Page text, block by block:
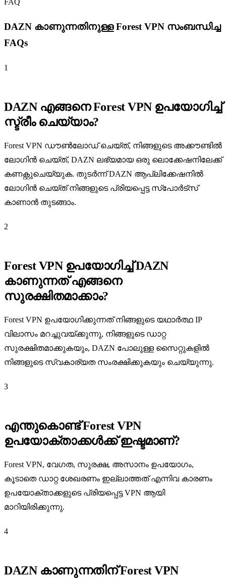
FAQ
DAZN കാണുന്നതിനുള്ള Forest VPN സംബന്ധിച്ച
FAQs
1
DAZN എങ്ങനെ Forest VPN ഉപയോഗിച്ച്
സ്ട്രീം ചെയ്യാം?
Forest VPN ഡൗൺലോഡ് ചെയ്ത്, നിങ്ങളുടെ അക്കൗണ്ടിൽ
ലോഗിൻ ചെയ്ത്, DAZN ലഭ്യമായ ഒരു ലൊക്കേഷനിലേക്ക്
കണക്റ്റുചെയ്യുക. തുടർന്ന് DAZN ആപ്ലിക്കേഷനിൽ
ലോഗിൻ ചെയ്ത് നിങ്ങളുടെ പ്രിയപ്പെട്ട സ്പോർട്സ്
കാണാൻ തുടങ്ങാം.
2
Forest VPN ഉപയോഗിച്ച് DAZN
കാണുന്നത് എങ്ങനെ
സുരക്ഷിതമാക്കാം?
Forest VPN ഉപയോഗിക്കുന്നത് നിങ്ങളുടെ യഥാർത്ഥ IP
വിലാസം മറച്ചുവയ്ക്കുന്നു, നിങ്ങളുടെ ഡാറ്റ
സുരക്ഷിതമാക്കുകയും, DAZN പോലുള്ള സൈറ്റുകളിൽ
നിങ്ങളുടെ സ്വകാര്യത സംരക്ഷിക്കുകയും ചെയ്യുന്നു.
3
എന്തുകൊണ്ട് Forest VPN
ഉപയോക്താക്കൾക്ക് ഇഷ്ടമാണ്?
Forest VPN, വേഗത, സുരക്ഷ, അസാനം ഉപയോഗം,
കൂടാതെ ഡാറ്റ ശേഖരണം ഇല്ലാത്തത് എന്നിവ കാരണം
ഉപയോക്താക്കളുടെ പ്രിയപ്പെട്ട VPN ആയി
മാറിയിരിക്കുന്നു.
4
DAZN കാണുന്നതിന് Forest VPN